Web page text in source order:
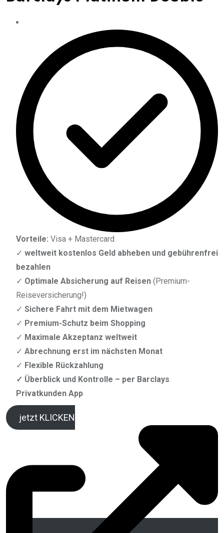
Vorteile: Visa + Mastercard
✓ weltweit kostenlos Geld abheben und gebührenfrei
bezahlen
✓ Optimale Absicherung auf Reisen​ (Premium-
Reiseversicherung!)
✓ Sichere Fahrt mit dem Mietwagen
✓ Premium-Schutz beim Shopping​
✓ Maximale Akzeptanz weltweit​
✓ Abrechnung erst im nächsten Monat
✓ Flexible Rückzahlung
✓ Überblick und Kontrolle – per Barclays
Privatkunden App
jetzt KLICKEN